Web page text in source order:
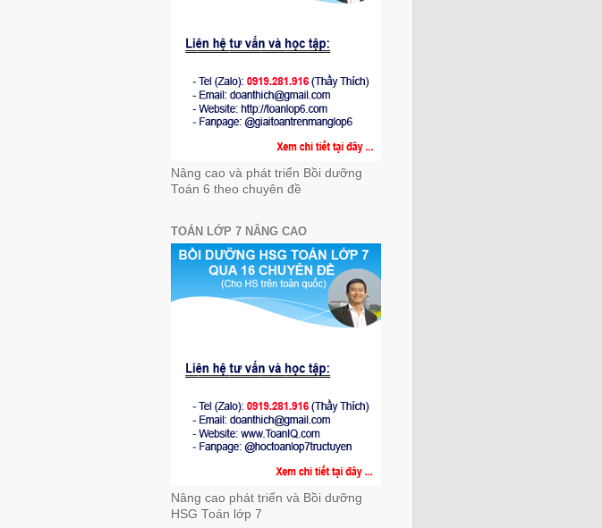
Nâng cao và phát triển Bồi dưỡng
Toán 6 theo chuyên đề
TOÁN LỚP 7 NÂNG CAO
Nâng cao phát triển và Bồi dưỡng
HSG Toán lớp 7